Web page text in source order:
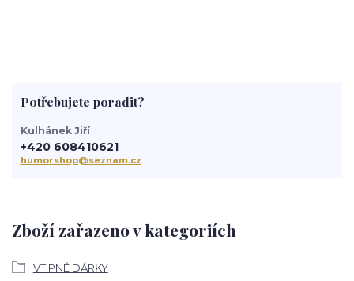
Zboží zařazeno v kategoriích
VTIPNÉ DÁRKY
Potřebujete poradit?
Kulhánek Jiří
+420 608410621
humorshop@seznam.cz